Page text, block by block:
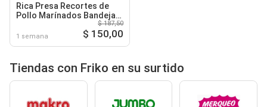
Rica Presa Recortes de
Pollo Marínados Bandeja
de Pollo Surtida Friko
1 semana
$ 187,50
$ 150,00
Tiendas con Friko en su surtido